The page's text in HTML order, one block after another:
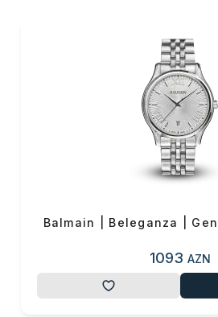
Balmain | Beleganza |
1093 AZN